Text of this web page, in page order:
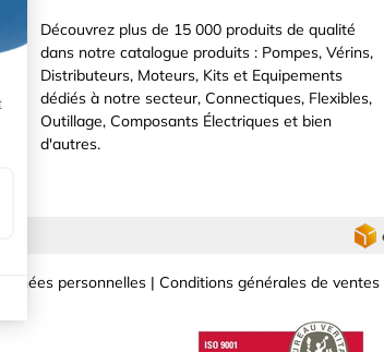
Découvrez plus de 15 000 produits de qualité
dans notre catalogue produits : Pompes, Vérins,
Distributeurs, Moteurs, Kits et Equipements
dédiés à notre secteur, Connectiques, Flexibles,
Outillage, Composants Électriques et bien
d'autres.
Données personnelles | Conditions générales de ventes